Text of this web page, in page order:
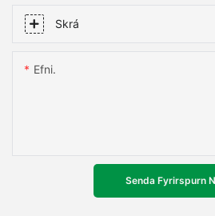
Skrá
Efni.
Senda Fyrirspurn